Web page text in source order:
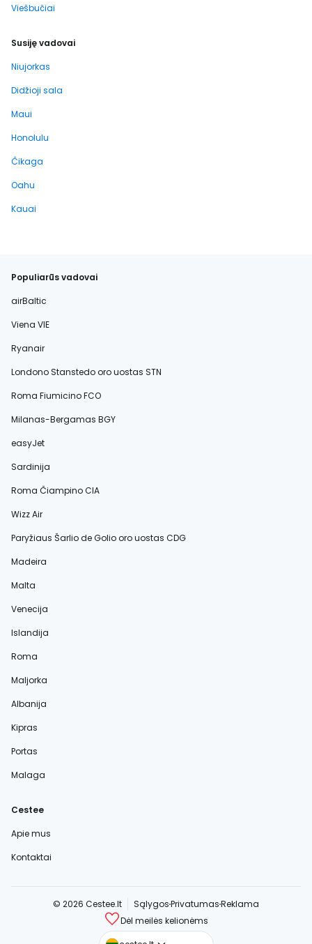
Viešbučiai
Susiję vadovai
Niujorkas
Didžioji sala
Maui
Honolulu
Čikaga
Oahu
Kauai
Populiarūs vadovai
airBaltic
Viena VIE
Ryanair
Londono Stanstedo oro uostas STN
Roma Fiumicino FCO
Milanas-Bergamas BGY
easyJet
Sardinija
Roma Čiampino CIA
Wizz Air
Paryžiaus Šarlio de Golio oro uostas CDG
Madeira
Malta
Venecija
Islandija
Roma
Maljorka
Albanija
Kipras
Portas
Malaga
Cestee
Apie mus
Kontaktai
© 2026 Cestee.lt SąlygosPrivatumasReklama
Dėl meilės kelionėms
cestee.com